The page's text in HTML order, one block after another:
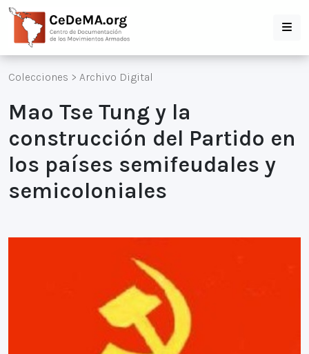
Colecciones > Archivo Digital
Mao Tse Tung y la
construcción del Partido en
los países semifeudales y
semicoloniales